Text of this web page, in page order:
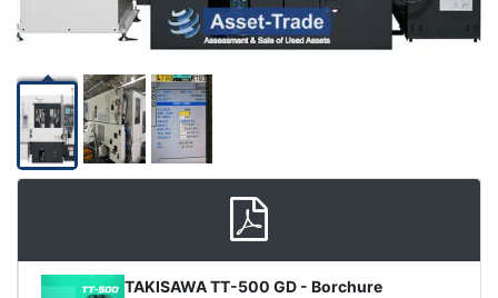
Product
TAKISAWA TT-500 GD - Borchure